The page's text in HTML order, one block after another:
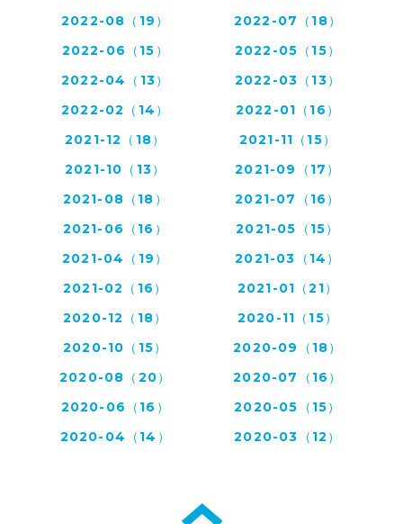
2022-08（19）
2022-07（18）
2022-06（15）
2022-05（15）
2022-04（13）
2022-03（13）
2022-02（14）
2022-01（16）
2021-12（18）
2021-11（15）
2021-10（13）
2021-09（17）
2021-08（18）
2021-07（16）
2021-06（16）
2021-05（15）
2021-04（19）
2021-03（14）
2021-02（16）
2021-01（21）
2020-12（18）
2020-11（15）
2020-10（15）
2020-09（18）
2020-08（20）
2020-07（16）
2020-06（16）
2020-05（15）
2020-04（14）
2020-03（12）